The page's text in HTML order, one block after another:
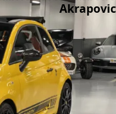
Akrapovic